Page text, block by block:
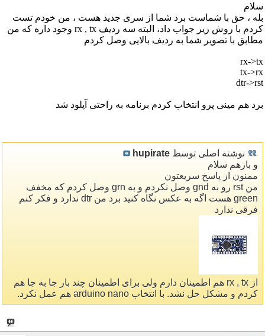
سلام
بله ، حق با شماست برد شما از سری جدید هست ، من خودم تست
کردم با روش زیر جواب داد، البته سه ردیف rx , tx وجود داره که من
مطابق با تصویر شما به ردیف بالایی وصل کردم
rx->tx
tx->rx
dtr->rst
برد هم مینی پرو انتخاب کردم برنامه به راحتی آپلود شد
نوشته اصلی توسط hupirate
و بازهم سلام
ممنون از پاسخ سریعتون
من rst رو به gnd وصل نکردم و به grn وصل کردم که مخفف
green هست اگه به عکس نگاه کنید برد من dtr ندارد و فکر کنم
فرقی ندارد
از rx , tx هم اطمینان دارم ولی برای اطمینان چند بار جا به جا هم
کردم و مشکل حل نشد. با انتخاب arduino nano هم عمل نکرد.